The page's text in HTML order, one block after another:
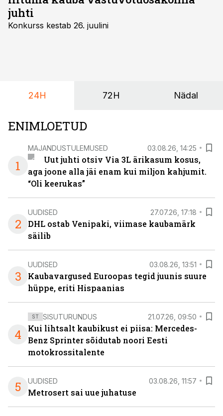
juhti
Konkurss kestab 26. juulini
24H 72H Nädal
ENIMLOETUD
1
MAJANDUSTULEMUSED 03.08.26, 14:25
Uut juhti otsiv Via 3L ärikasum kosus,
aga joone alla jäi enam kui miljon kahjumit.
“Oli keerukas”
2
UUDISED 27.07.26, 17:18
DHL ostab Venipaki, viimase kaubamärk
säilib
3
UUDISED 03.08.26, 13:51
Kaubavargused Euroopas tegid juunis suure
hüppe, eriti Hispaanias
4
ST SISUTURUNDUS 21.07.26, 09:50
Kui lihtsalt kaubikust ei piisa: Mercedes-
Benz Sprinter sõidutab noori Eesti
motokrossitalente
5 UUDISED 03.08.26, 11:57
Metrosert sai uue juhatuse